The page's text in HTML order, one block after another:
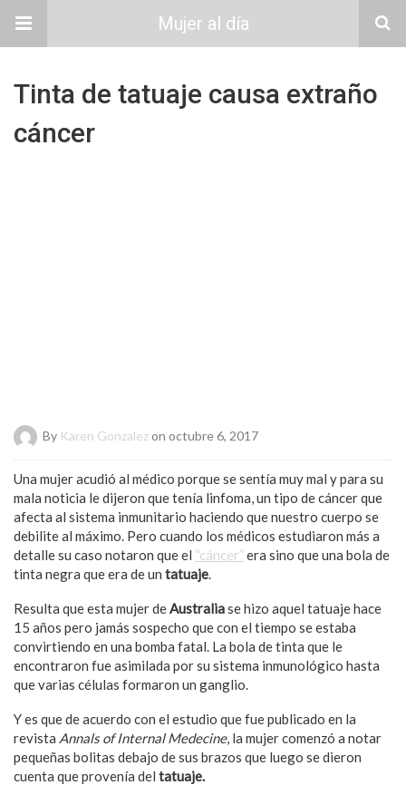
Mujer al día
Tinta de tatuaje causa extraño
cáncer
By Karen Gonzalezon octubre 6, 2017
Una mujer acudió al médico porque se sentía muy mal y para su
mala noticia le dijeron que tenía linfoma, un tipo de cáncer que
afecta al sistema inmunitario haciendo que nuestro cuerpo se
debilite al máximo. Pero cuando los médicos estudiaron más a
detalle su caso notaron que el “cáncer” era sino que una bola de
tinta negra que era de un tatuaje.
Resulta que esta mujer deAustraliase hizo aquel tatuaje hace
15 años pero jamás sospecho que con el tiempo se estaba
convirtiendo en una bomba fatal. La bola de tinta que le
encontraron fue asimilada por su sistema inmunológico hasta
que varias células formaron un ganglio.
Y es que de acuerdo con el estudio que fue publicado en la
revista Annals of Internal Medecine, la mujer comenzó a notar
pequeñas bolitas debajo de sus brazos que luego se dieron
cuenta que provenía del tatuaje.